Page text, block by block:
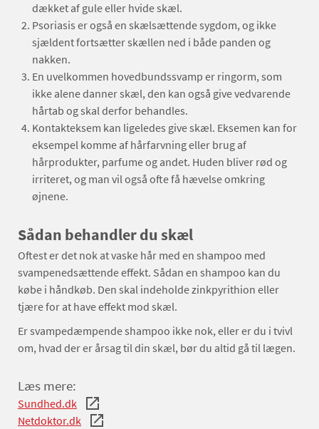
dækket af gule eller hvide skæl.
Psoriasis er også en skælsættende sygdom, og ikke
sjældent fortsætter skællen ned i både panden og
nakken.
En uvelkommen hovedbundssvamp er ringorm, som
ikke alene danner skæl, den kan også give vedvarende
hårtab og skal derfor behandles.
Kontakteksem kan ligeledes give skæl. Eksemen kan for
eksempel komme af hårfarvning eller brug af
hårprodukter, parfume og andet. Huden bliver rød og
irriteret, og man vil også ofte få hævelse omkring
øjnene.
Sådan behandler du skæl
Oftest er det nok at vaske hår med en shampoo med
svampenedsættende effekt. Sådan en shampoo kan du
købe i håndkøb. Den skal indeholde zinkpyrithion eller
tjære for at have effekt mod skæl.
Er svampedæmpende shampoo ikke nok, eller er du i tvivl
om, hvad der er årsag til din skæl, bør du altid gå til lægen.
Læs mere:
Sundhed.dk
Netdoktor.dk